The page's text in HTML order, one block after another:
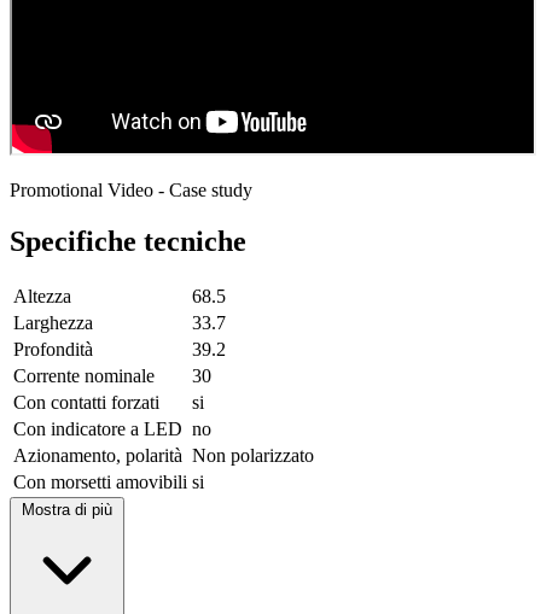
Promotional Video - Case study
Specifiche tecniche
Altezza
68.5
Larghezza
33.7
Profondità
39.2
Corrente nominale
30
Con contatti forzati
si
Con indicatore a LED no
Azionamento, polarità Non polarizzato
Con morsetti amovibili si
Mostra di più